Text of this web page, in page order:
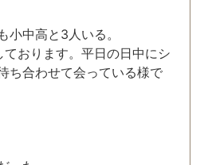
小中高と3人いる。
おります。平日の日中にシ
ち合わせて会っている様で